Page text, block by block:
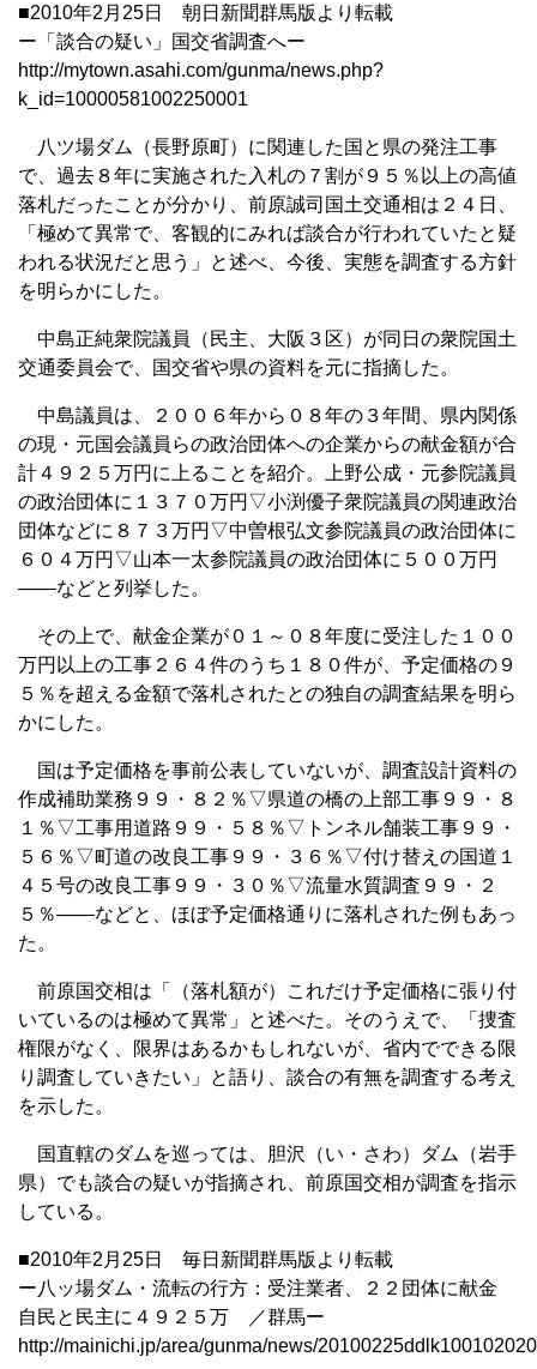
■2010年2月25日 朝日新聞群馬版より転載
ー「談合の疑い」国交省調査へー
http://mytown.asahi.com/gunma/news.php?
k_id=10000581002250001
八ツ場ダム（長野原町）に関連した国と県の発注工事
で、過去８年に実施された入札の７割が９５％以上の高値
落札だったことが分かり、前原誠司国土交通相は２４日、
「極めて異常で、客観的にみれば談合が行われていたと疑
われる状況だと思う」と述べ、今後、実態を調査する方針
を明らかにした。
中島正純衆院議員（民主、大阪３区）が同日の衆院国土
交通委員会で、国交省や県の資料を元に指摘した。
中島議員は、２００６年から０８年の３年間、県内関係
の現・元国会議員らの政治団体への企業からの献金額が合
計４９２５万円に上ることを紹介。上野公成・元参院議員
の政治団体に１３７０万円▽小渕優子衆院議員の関連政治
団体などに８７３万円▽中曽根弘文参院議員の政治団体に
６０４万円▽山本一太参院議員の政治団体に５００万円
――などと列挙した。
その上で、献金企業が０１～０８年度に受注した１００
万円以上の工事２６４件のうち１８０件が、予定価格の９
５％を超える金額で落札されたとの独自の調査結果を明ら
かにした。
国は予定価格を事前公表していないが、調査設計資料の
作成補助業務９９・８２％▽県道の橋の上部工事９９・８
１％▽工事用道路９９・５８％▽トンネル舗装工事９９・
５６％▽町道の改良工事９９・３６％▽付け替えの国道１
４５号の改良工事９９・３０％▽流量水質調査９９・２
５％――などと、ほぼ予定価格通りに落札された例もあっ
た。
前原国交相は「（落札額が）これだけ予定価格に張り付
いているのは極めて異常」と述べた。そのうえで、「捜査
権限がなく、限界はあるかもしれないが、省内でできる限
り調査していきたい」と語り、談合の有無を調査する考え
を示した。
国直轄のダムを巡っては、胆沢（い・さわ）ダム（岩手
県）でも談合の疑いが指摘され、前原国交相が調査を指示
している。
■2010年2月25日 毎日新聞群馬版より転載
ー八ッ場ダム・流転の行方：受注業者、２２団体に献金
自民と民主に４９２５万 ／群馬ー
http://mainichi.jp/area/gunma/news/